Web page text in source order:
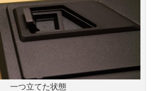
一つ立てた状態